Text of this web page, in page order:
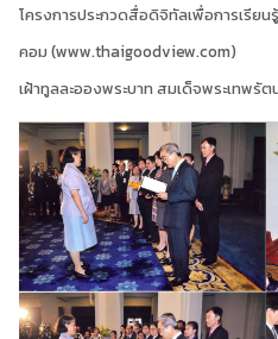
โครงการประกวดสื่อดิจิทัลเพื่อการเรีย
คอม (www.thaigoodview.com)
เฝ้าทูลละอองพระบาท สมเด็จพระเทพรั